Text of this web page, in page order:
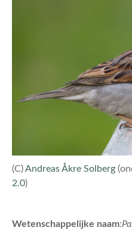
(C)Andreas Åkre Solberg
2.0)
Wetenschappelijke naam: